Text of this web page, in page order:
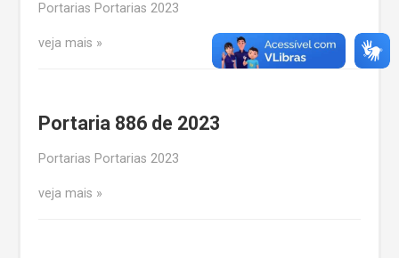
Portarias Portarias 2023
veja mais
Portaria 886 de 2023
Portarias Portarias 2023
veja mais